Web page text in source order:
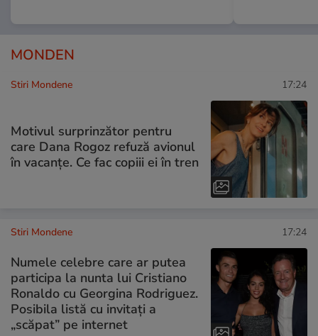
MONDEN
Stiri Mondene 17:24
Motivul surprinzător pentru
care Dana Rogoz refuză avionul
în vacanțe. Ce fac copiii ei în tren
Stiri Mondene 17:24
Numele celebre care ar putea
participa la nunta lui Cristiano
Ronaldo cu Georgina Rodriguez.
Posibila listă cu invitați a
„scăpat” pe internet